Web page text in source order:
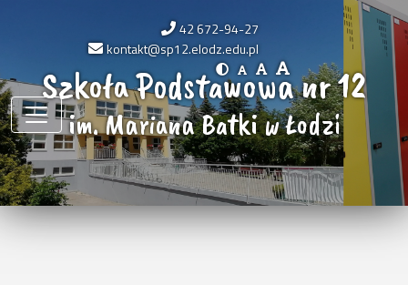
42 672-94-27
kontakt@sp12.elodz.edu.pl
Szkoła Podstawowa nr 12
im. Mariana Batki w Łodzi